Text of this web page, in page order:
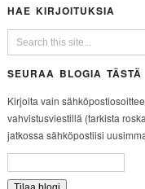
HAE KIRJOITUKSIA
SEURAA BLOGIA TÄSTÄ
Kirjoita vain
vahvistusviestillä (tarkista
jatkossa sähköpostiisi